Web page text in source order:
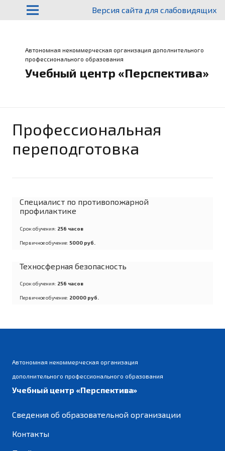
Версия сайта для слабовидящих
Автономная некоммерческая организация дополнительного
профессионального образования
Учебный центр «Перспектива»
Профессиональная
переподготовка
Специалист по противопожарной
профилактике
Срок обучения: 256 часов
Первичное обучение: 5000 руб.
Техносферная безопасность
Срок обучения: 256 часов
Первичное обучение: 20000 руб.
Автономная некоммерческая организация
дополнительного профессионального образования
Учебный центр «Перспектива»
Сведения об образовательной организации
Контакты